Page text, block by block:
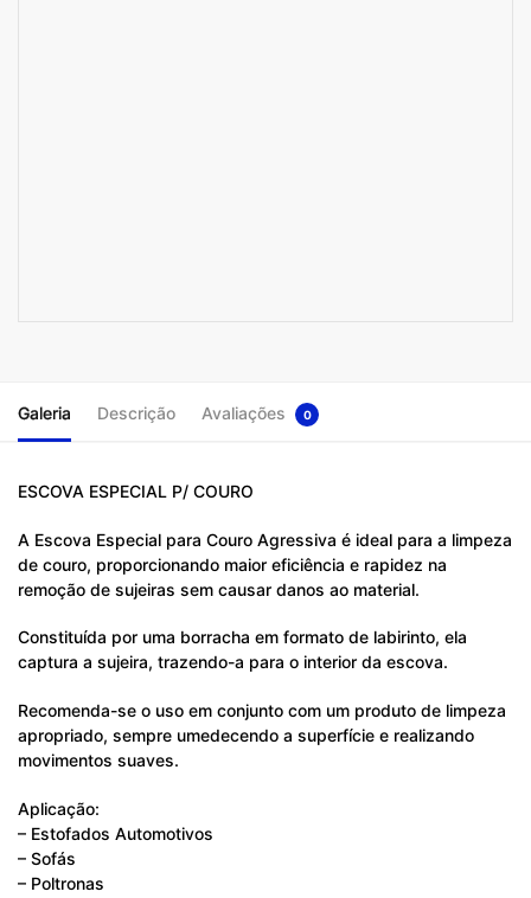
Galeria Descrição Avaliações 0
ESCOVA ESPECIAL P/ COURO
A Escova Especial para Couro Agressiva é ideal para a limpeza
de couro, proporcionando maior eficiência e rapidez na
remoção de sujeiras sem causar danos ao material.
Constituída por uma borracha em formato de labirinto, ela
captura a sujeira, trazendo-a para o interior da escova.
Recomenda-se o uso em conjunto com um produto de limpeza
apropriado, sempre umedecendo a superfície e realizando
movimentos suaves.
Aplicação:
– Estofados Automotivos
– Sofás
– Poltronas